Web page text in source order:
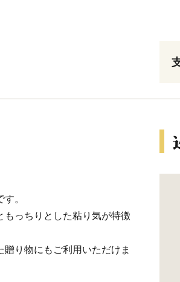
。
もっちりとした粘り気が特徴
り物にもご利用いただけま